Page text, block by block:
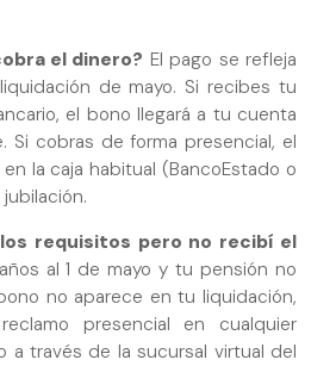
el dinero? El pago se refleja
de mayo. Si recibes tu
el bono llegará a tu cuenta
Si cobras de forma presencial, el
la caja habitual (BancoEstado o
requisitos pero no recibí el
al 1 de mayo y tu pensión no
no aparece en tu liquidación,
presencial en cualquier
a través de la sucursal virtual del